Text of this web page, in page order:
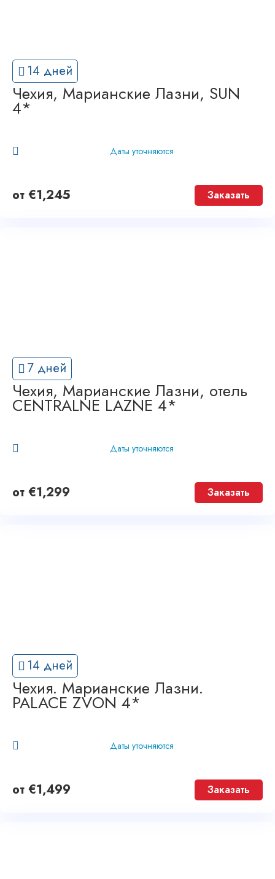
14 дней
Чехия, Марианские Лазни, SUN
4*
Даты уточняются
от €1,245 Заказать
7 дней
Чехия, Марианские Лазни, отель
CENTRALNE LAZNE 4*
Даты уточняются
от €1,299 Заказать
14 дней
Чехия. Марианские Лазни.
PALACE ZVON 4*
Даты уточняются
от €1,499 Заказать